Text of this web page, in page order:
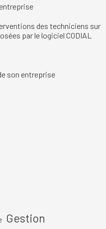
des techniciens sur
par le logiciel CODIAL
son entreprise
Gestion